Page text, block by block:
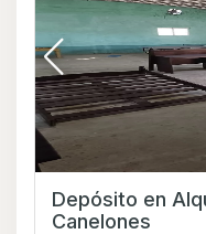
Depósito en Alquiler en
Canelones